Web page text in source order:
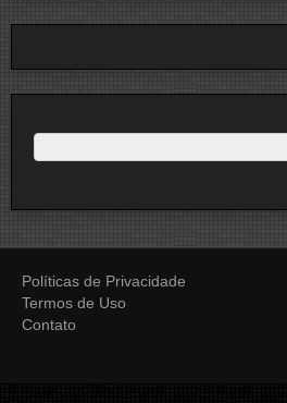
Políticas de Privacidade
Termos de Uso
Contato